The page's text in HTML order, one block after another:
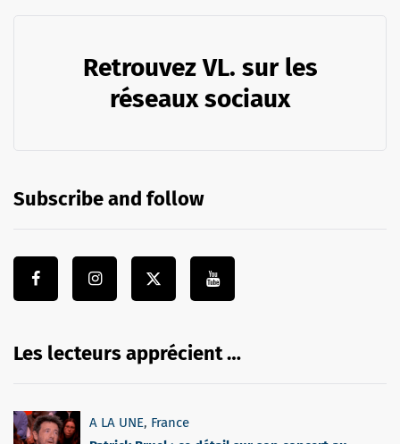
Retrouvez VL. sur les
réseaux sociaux
Subscribe and follow
Les lecteurs apprécient …
A LA UNE, France